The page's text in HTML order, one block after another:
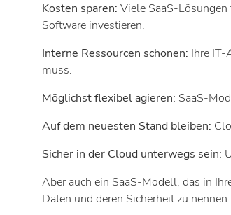
Kosten sparen: Viele SaaS-
Software investieren.
Interne Ressourcen schonen: Ihre
muss.
Möglichst flexibel agieren: SaaS-
Auf dem neuesten Stand bleiben:
Sicher in der Cloud unterwegs sein:
Aber auch ein SaaS-Modell, das in
Daten und deren Sicherheit zu